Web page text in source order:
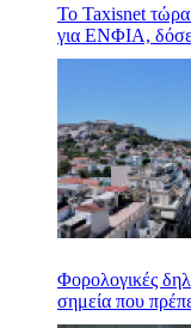
Το Taxisnet
για ΕΝΦΙΑ,
Φορολογικές
σημεία που